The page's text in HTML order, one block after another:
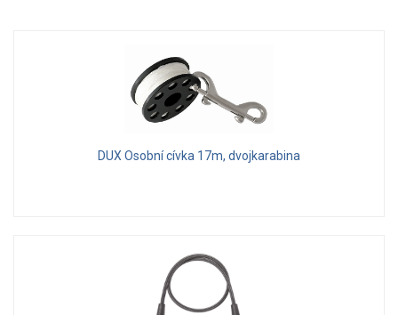
DUX Osobní cívka 17m, dvojkarabina